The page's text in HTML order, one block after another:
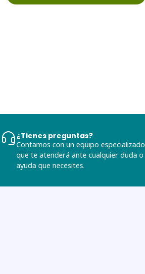
¿Tienes preguntas?
Contamos con un equipo especializado
que te atenderá ante cualquier duda o
ayuda que necesites.